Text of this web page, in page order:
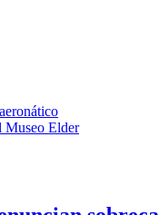
Museo Elder